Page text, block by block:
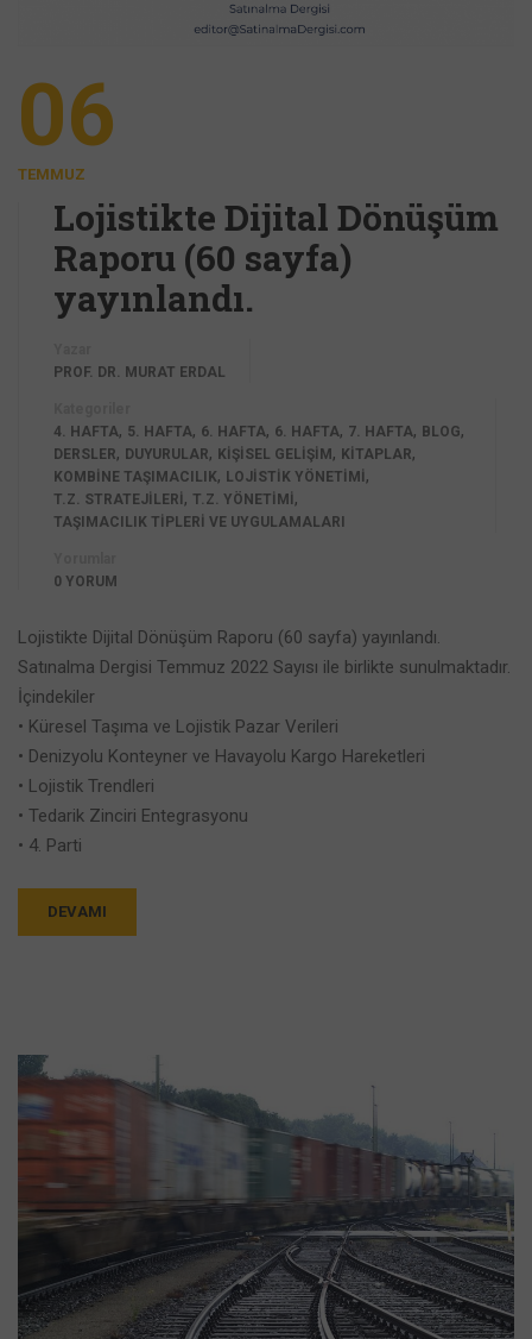
06
TEMMUZ
Lojistikte Dijital Dönüşüm
Raporu (60 sayfa)
yayınlandı.
PROF. DR. MURAT ERDAL
4. HAFTA, 5. HAFTA, 6. HAFTA, 6. HAFTA, 7. HAFTA, BLOG,
DERSLER, DUYURULAR, KİŞİSEL GELİŞİM , KİTAPLAR,
KOMBINE TAŞIMACILIK, LOJISTIK YÖNETIMI ,
T.Z. STRATEJILERI , T.Z. YÖNETIMI ,
TAŞIMACILIK TIPLERI VE UYGULAMALARI
0 YORUM
Lojistikte Dijital Dönüşüm Raporu (60 sayfa) yayınlandı.
Satınalma Dergisi Temmuz 2022 Sayısı ile birlikte sunulmaktadır.
İçindekiler
• Küresel Taşıma ve Lojistik Pazar Verileri
• Denizyolu Konteyner ve Havayolu Kargo Hareketleri
• Lojistik Trendleri
• Tedarik Zinciri Entegrasyonu
• 4. Parti
DEVAMI